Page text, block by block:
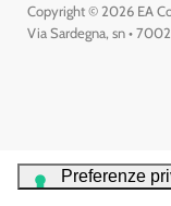
Copyright © 2026 EA
Via Sardegna, sn •